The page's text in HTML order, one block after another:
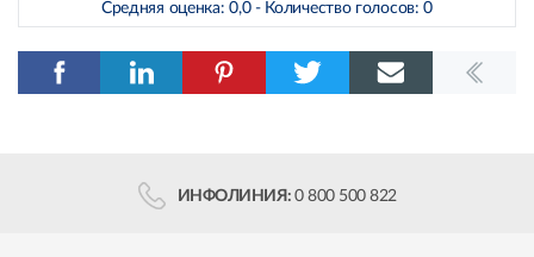
Средняя оценка:0,0- Количество голосов:0
ИНФОЛИНИЯ: 0 800 500 822